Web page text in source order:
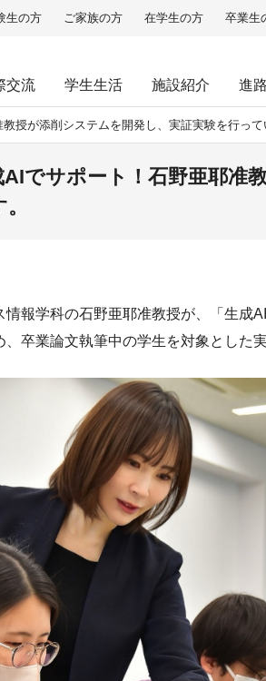
生の方 ご家族の方 在学生の方 卒業生
交流 学生生活 施設紹介 進
授が添削システムを開発し、実証実験を行って
でサポート！石野亜耶准
情報学科の石野亜耶准教授が、「生成
卒業論文執筆中の学生を対象とした